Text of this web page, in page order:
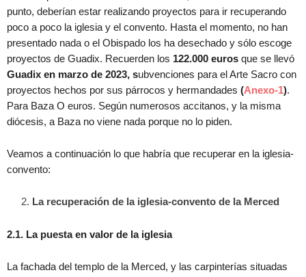
punto, deberían estar realizando proyectos para ir recuperando
poco a poco la iglesia y el convento. Hasta el momento, no han
presentado nada o el Obispado los ha desechado y sólo escoge
proyectos de Guadix. Recuerden los 122.000 euros que se llevó
Guadix en marzo de 2023, subvenciones para el Arte Sacro con
proyectos hechos por sus párrocos y hermandades (Anexo-1).
Para Baza O euros. Según numerosos accitanos, y la misma
diócesis, a Baza no viene nada porque no lo piden.
Veamos a continuación lo que habría que recuperar en la iglesia-
convento:
La recuperación de la iglesia-convento de la Merced
2.1. La puesta en valor de la iglesia
La fachada del templo de la Merced, y las carpinterías situadas